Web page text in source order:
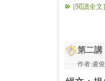
[閱讀全文]
第二講
作者:盧